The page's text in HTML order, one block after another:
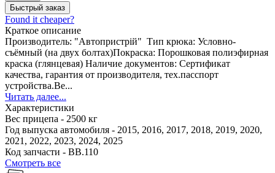
Быстрый заказ
Found it cheaper?
Краткое описание
Производитель: "Автопристрій" Тип крюка: Условно-
съёмный (на двух болтах)Покраска: Порошковая полиэфирная
краска (глянцевая) Наличие документов: Сертификат
качества, гарантия от производителя, тех.пасспорт
устройства.Ве...
Читать далее...
Характеристики
Вес прицепа - 2500 кг
Год выпуска автомобиля - 2015, 2016, 2017, 2018, 2019, 2020,
2021, 2022, 2023, 2024, 2025
Код запчасти - ВВ.110
Смотреть все